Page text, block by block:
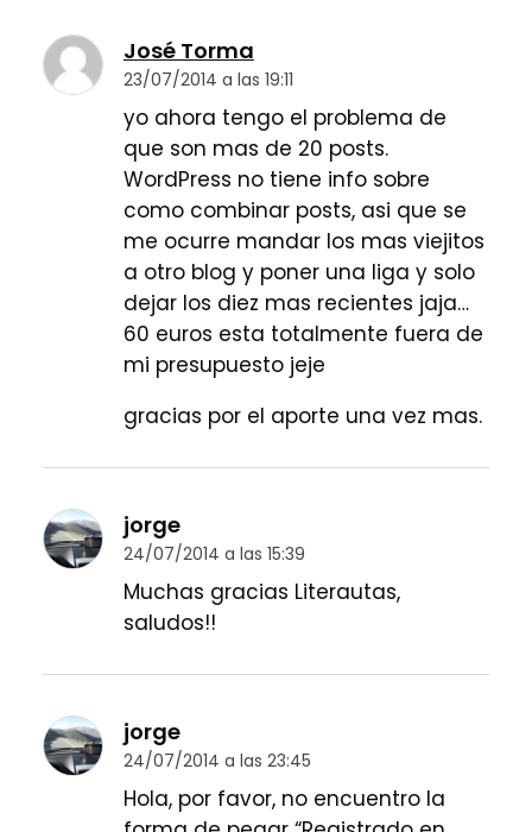
José Torma
23/07/2014 a las 19:11
yo ahora tengo el problema de
que son mas de 20 posts.
WordPress no tiene info sobre
como combinar posts, asi que se
me ocurre mandar los mas viejitos
a otro blog y poner una liga y solo
dejar los diez mas recientes jaja…
60 euros esta totalmente fuera de
mi presupuesto jeje
gracias por el aporte una vez mas.
jorge
24/07/2014 a las 15:39
Muchas gracias Literautas,
saludos!!
jorge
24/07/2014 a las 23:45
Hola, por favor, no encuentro la